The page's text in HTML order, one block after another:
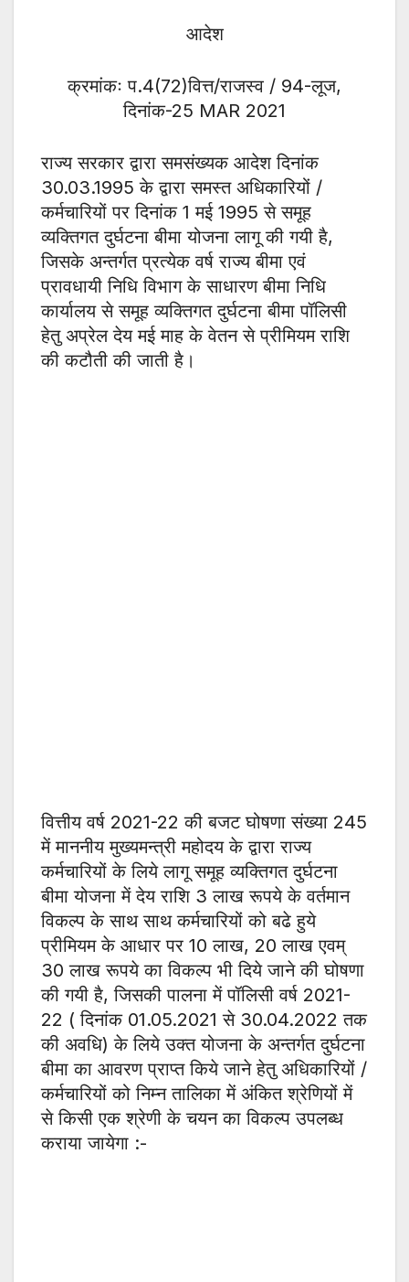
आदेश
क्रमांकः प.4(72)वित्त/राजस्व / 94-लूज,
दिनांक-25 MAR 2021
राज्य सरकार द्वारा समसंख्यक आदेश दिनांक
30.03.1995 के द्वारा समस्त अधिकारियों /
कर्मचारियों पर दिनांक 1 मई 1995 से समूह
व्यक्तिगत दुर्घटना बीमा योजना लागू की गयी है,
जिसके अन्तर्गत प्रत्येक वर्ष राज्य बीमा एवं
प्रावधायी निधि विभाग के साधारण बीमा निधि
कार्यालय से समूह व्यक्तिगत दुर्घटना बीमा पॉलिसी
हेतु अप्रेल देय मई माह के वेतन से प्रीमियम राशि
की कटौती की जाती है।
वित्तीय वर्ष 2021-22 की बजट घोषणा संख्या 245
में माननीय मुख्यमन्त्री महोदय के द्वारा राज्य
कर्मचारियों के लिये लागू समूह व्यक्तिगत दुर्घटना
बीमा योजना में देय राशि 3 लाख रूपये के वर्तमान
विकल्प के साथ साथ कर्मचारियों को बढे हुये
प्रीमियम के आधार पर 10 लाख, 20 लाख एवम्
30 लाख रूपये का विकल्प भी दिये जाने की घोषणा
की गयी है, जिसकी पालना में पॉलिसी वर्ष 2021-
22 ( दिनांक 01.05.2021 से 30.04.2022 तक
की अवधि) के लिये उक्त योजना के अन्तर्गत दुर्घटना
बीमा का आवरण प्राप्त किये जाने हेतु अधिकारियों /
कर्मचारियों को निम्न तालिका में अंकित श्रेणियों में
से किसी एक श्रेणी के चयन का विकल्प उपलब्ध
कराया जायेगा :-